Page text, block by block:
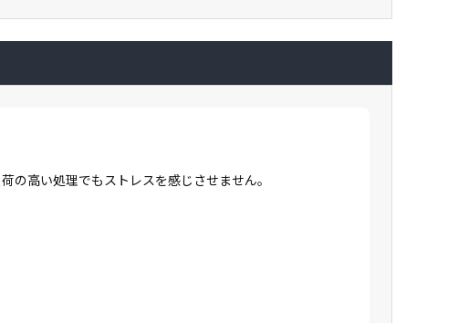
高い処理でもストレスを感じさせません。